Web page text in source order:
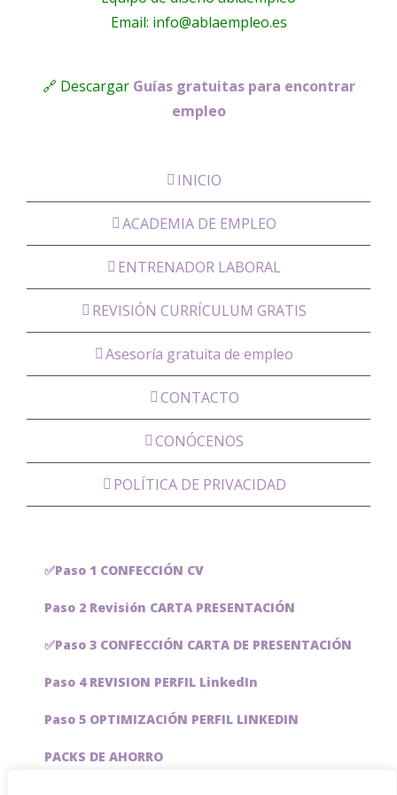
Email: info@ablaempleo.es
🔗 Descargar Guías gratuitas para encontrar
empleo
INICIO
ACADEMIA DE EMPLEO
ENTRENADOR LABORAL
REVISIÓN CURRÍCULUM GRATIS
Asesoría gratuita de empleo
CONTACTO
CONÓCENOS
POLÍTICA DE PRIVACIDAD
✅Paso 1 CONFECCIÓN CV
Paso 2 Revisión CARTA PRESENTACIÓN
✅Paso 3 CONFECCIÓN CARTA DE PRESENTACIÓN
Paso 4 REVISION PERFIL LinkedIn
Paso 5 OPTIMIZACIÓN PERFIL LINKEDIN
PACKS DE AHORRO